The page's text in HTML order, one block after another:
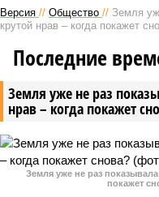
Версия // Общество // Земля
крутой нрав – когда покажет
Земля уже не раз
нрав – когда покажет
Последние
Земля уже не раз
покажет